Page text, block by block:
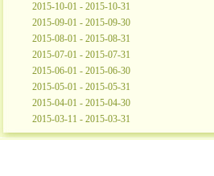
2015-10-01 - 2015-10-31
2015-09-01 - 2015-09-30
2015-08-01 - 2015-08-31
2015-07-01 - 2015-07-31
2015-06-01 - 2015-06-30
2015-05-01 - 2015-05-31
2015-04-01 - 2015-04-30
2015-03-11 - 2015-03-31